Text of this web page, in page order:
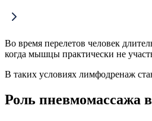
Во время перелетов человек
когда мышцы практически не
В таких условиях лимфодренаж
Роль пневмомассажа